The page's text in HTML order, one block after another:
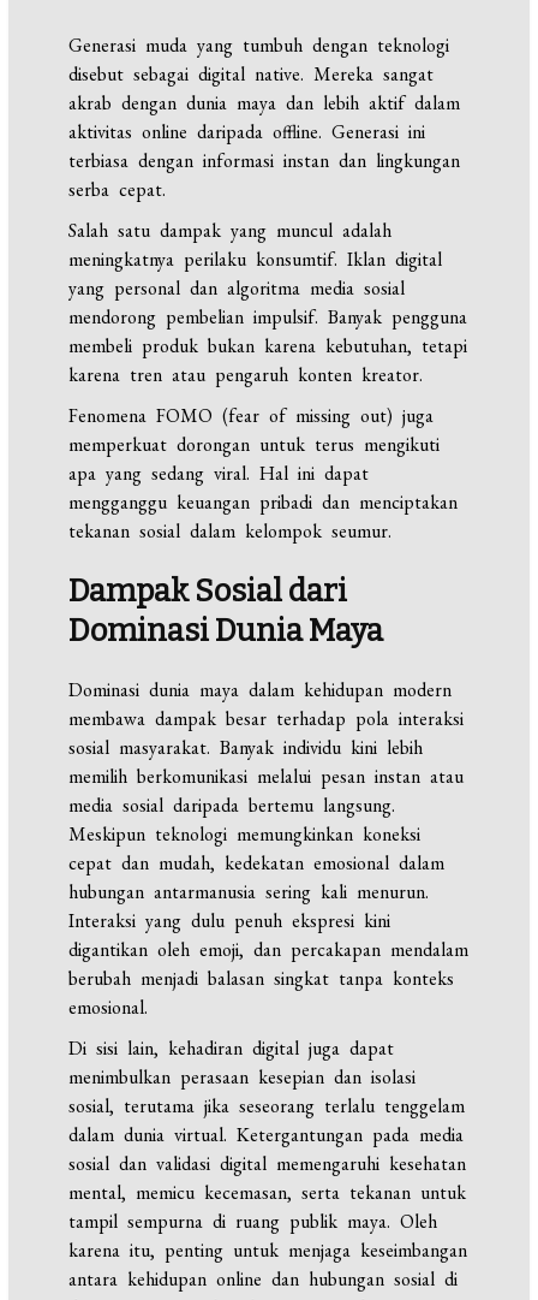
Generasi muda yang tumbuh dengan teknologi
disebut sebagai digital native. Mereka sangat
akrab dengan dunia maya dan lebih aktif dalam
aktivitas online daripada offline. Generasi ini
terbiasa dengan informasi instan dan lingkungan
serba cepat.
Salah satu dampak yang muncul adalah
meningkatnya perilaku konsumtif. Iklan digital
yang personal dan algoritma media sosial
mendorong pembelian impulsif. Banyak pengguna
membeli produk bukan karena kebutuhan, tetapi
karena tren atau pengaruh konten kreator.
Fenomena FOMO (fear of missing out) juga
memperkuat dorongan untuk terus mengikuti
apa yang sedang viral. Hal ini dapat
mengganggu keuangan pribadi dan menciptakan
tekanan sosial dalam kelompok seumur.
Dampak Sosial dari
Dominasi Dunia Maya
Dominasi dunia maya dalam kehidupan modern
membawa dampak besar terhadap pola interaksi
sosial masyarakat. Banyak individu kini lebih
memilih berkomunikasi melalui pesan instan atau
media sosial daripada bertemu langsung.
Meskipun teknologi memungkinkan koneksi
cepat dan mudah, kedekatan emosional dalam
hubungan antarmanusia sering kali menurun.
Interaksi yang dulu penuh ekspresi kini
digantikan oleh emoji, dan percakapan mendalam
berubah menjadi balasan singkat tanpa konteks
emosional.
Di sisi lain, kehadiran digital juga dapat
menimbulkan perasaan kesepian dan isolasi
sosial, terutama jika seseorang terlalu tenggelam
dalam dunia virtual. Ketergantungan pada media
sosial dan validasi digital memengaruhi kesehatan
mental, memicu kecemasan, serta tekanan untuk
tampil sempurna di ruang publik maya. Oleh
karena itu, penting untuk menjaga keseimbangan
antara kehidupan online dan hubungan sosial di